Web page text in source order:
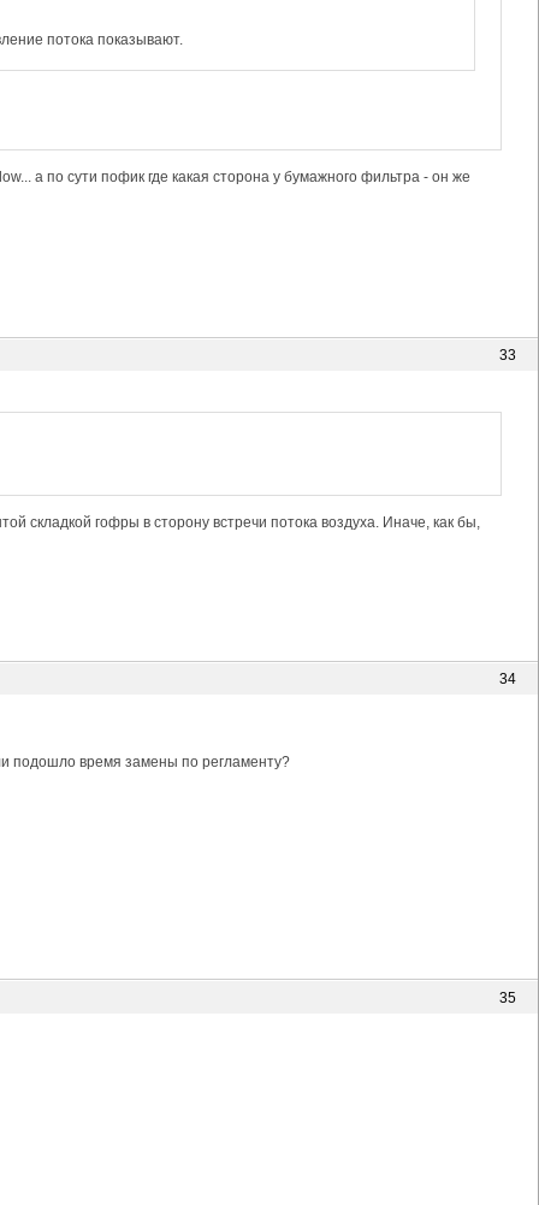
потока показывают.
а по сути пофик где какая сторона у бумажного фильтра - он же
33
складкой гофры в сторону встречи потока воздуха. Иначе, как бы,
34
подошло время замены по регламенту?
35